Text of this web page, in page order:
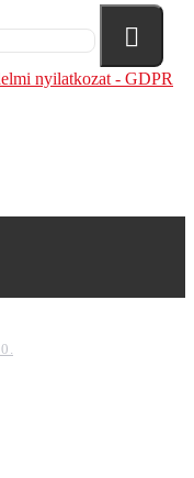
nyilatkozat - GDPR